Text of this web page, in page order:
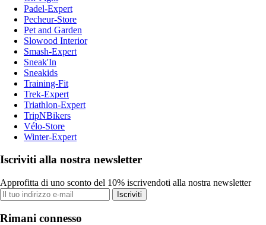
Padel-Expert
Pecheur-Store
Pet and Garden
Slowood Interior
Smash-Expert
Sneak'In
Sneakids
Training-Fit
Trek-Expert
Triathlon-Expert
TripNBikers
Vélo-Store
Winter-Expert
Iscriviti alla nostra newsletter
Approfitta di uno sconto del 10% iscrivendoti alla nostra newsletter
Iscriviti
Rimani connesso